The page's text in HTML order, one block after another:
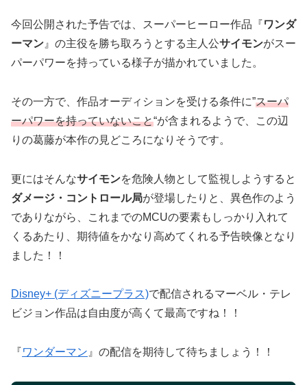
今回公開された予告では、スーパーヒーロー作品『ワンダ
ーマン 』の主役を勝ち取ろうとする主人公サイモンがスー
パーパワーを持っている様子が描かれていました。
その一方で、作品オーディションを受ける条件に”スーパ
ーパワーを持っていないこと“が含まれるようで、この辺
りの葛藤が本作の見どころになりそうです。
更にはそんなサイモンを危険人物として監視しようすると
ダメージ・コントロール局が登場したりと、異色作のよう
でありながら、これまでのMCUの要素もしっかり入れて
くるあたり、期待値をかなり高めてくれる予告映像となり
ました！！
Disney+ (ディズニープラス)で配信されるマーベル・テレ
ビジョン作品は自由度が高くて最高ですね！！
『ワンダーマン 』の配信を期待して待ちましょう！！